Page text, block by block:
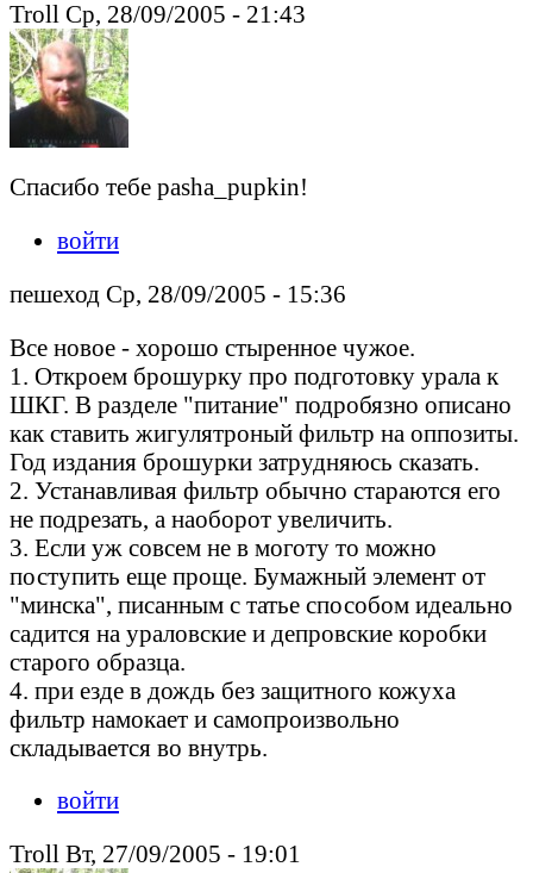
Troll Ср, 28/09/2005 - 21:43
Спасибо тебе pasha_pupkin!
войти
пешеход Ср, 28/09/2005 - 15:36
Все новое - хорошо стыренное чужое.
1. Откроем брошурку про подготовку урала к
ШКГ. В разделе "питание" подробязно описано
как ставить жигулятроный фильтр на оппозиты.
Год издания брошурки затрудняюсь сказать.
2. Устанавливая фильтр обычно стараются его
не подрезать, а наоборот увеличить.
3. Если уж совсем не в моготу то можно
поступить еще проще. Бумажный элемент от
"минска", писанным с татье способом идеально
садится на ураловские и депровские коробки
старого образца.
4. при езде в дождь без защитного кожуха
фильтр намокает и самопроизвольно
складывается во внутрь.
войти
Troll Вт, 27/09/2005 - 19:01